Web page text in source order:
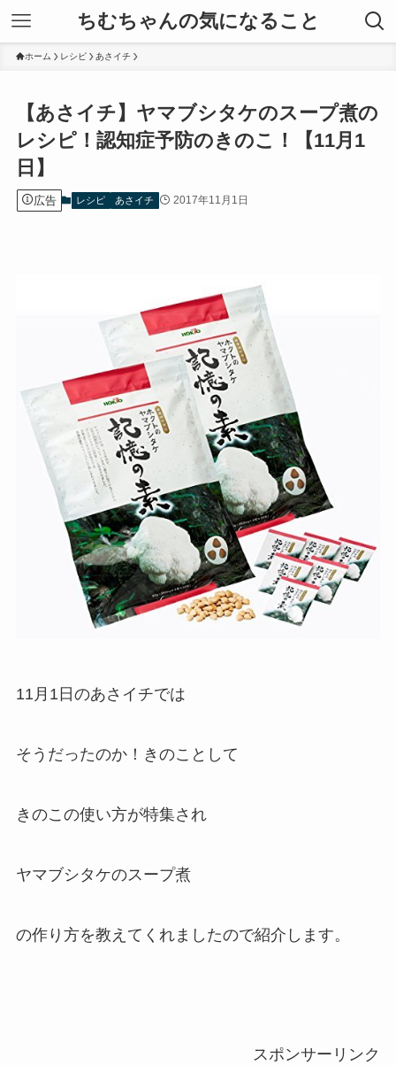
ちむちゃんの気になること
ホーム レシピ あさイチ
【あさイチ】ヤマブシタケのスープ煮の
レシピ！認知症予防のきのこ！【11月1
日】
広告 レシピ あさイチ 2017年11月1日
11月1日のあさイチでは
そうだったのか！きのことして
きのこの使い方が特集され
ヤマブシタケのスープ煮
の作り方を教えてくれましたので紹介します。
スポンサーリンク